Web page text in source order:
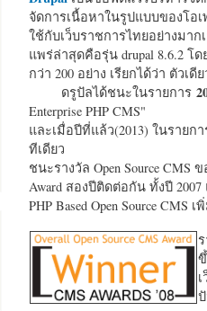
จัดการเนื้อหาในรูปแบบของโอ
ใช้กับเว็บราชการไทยอย่างมา
แพร่ล่าสุดคือรุ่น drupal 8.6.2
กว่า 200 อย่าง เรียกได้ว่า ตัวเ
ดรูปัลได้ชนะในรายการ
Enterprise PHP CMS"
และเมื่อปีที่แล้ว(2013) ในรายก
ทีเดียว
ชนะรางวัล Open Source CMS
Award สองปีติดต่อกัน ทั้งปี
PHP Based Open Source CMS